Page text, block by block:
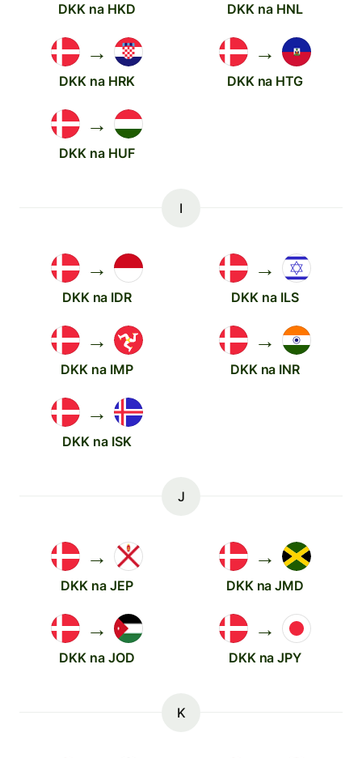
DKK na HKD DKK na HNL
→
DKK na HRK
→
DKK na HTG
→
DKK na HUF
I
→
DKK na IDR
→
DKK na ILS
→
DKK na IMP
→
DKK na INR
→
DKK na ISK
J
→
DKK na JEP
→
DKK na JMD
→
DKK na JOD
→
DKK na JPY
K